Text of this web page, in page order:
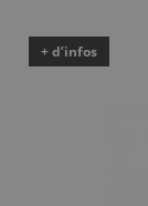
+ d’infos